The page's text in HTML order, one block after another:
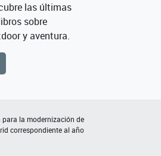
las últimas
sobre
y aventura.
la modernización de
correspondiente al año